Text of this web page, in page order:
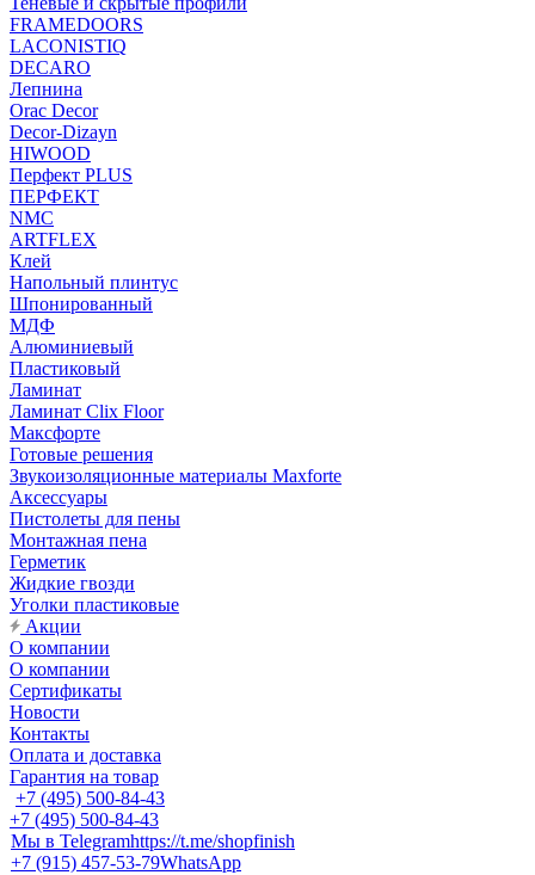
FRAMEDOORS
LACONISTIQ
DECARO
Лепнина
Orac Decor
Decor-Dizayn
HIWOOD
Перфект PLUS
ПЕРФЕКТ
NMC
ARTFLEX
Клей
Напольный плинтус
Шпонированный
МДФ
Алюминиевый
Пластиковый
Ламинат
Ламинат Clix Floor
Максфорте
Готовые решения
Звукоизоляционные материалы Maxforte
Аксессуары
Пистолеты для пены
Монтажная пена
Герметик
Жидкие гвозди
Уголки пластиковые
Акции
О компании
О компании
Сертификаты
Новости
Контакты
Оплата и доставка
Гарантия на товар
+7 (495) 500-84-43
+7 (495) 500-84-43
Мы в Telegramhttps://t.me/shopfinish
+7 (915) 457-53-79WhatsApp